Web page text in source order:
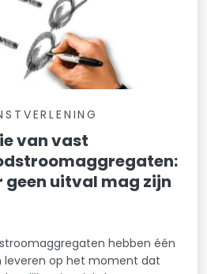
van vast
geen uitval mag zijn
hebben één
leveren op het moment dat